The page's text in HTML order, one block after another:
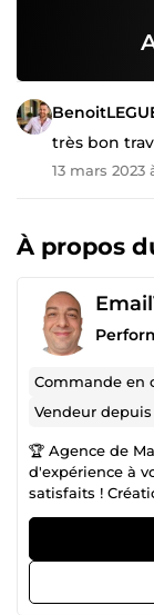
très bon
13 mars 2023
À propos
Commande en
Vendeur
🏆 Agence de
d'expérience à
satisfaits !
CMS ou
Visites ✅ Sites
Prestashop /
Vente de